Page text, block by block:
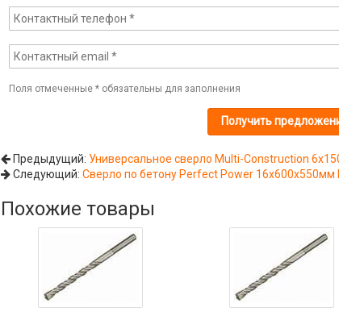
Поля отмеченные *обязательны для заполнения
Предыдущий: Универсальное сверло Multi-Construction
Следующий: Сверло по бетону Perfect Power 16х600х550мм
Похожие товары